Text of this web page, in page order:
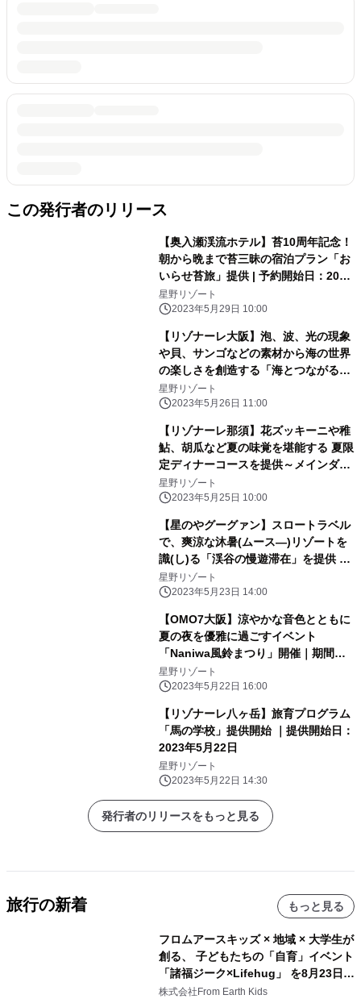
この発行者のリリース
【奥入瀬渓流ホテル】苔10周年記念！
朝から晩まで苔三昧の宿泊プラン「お
いらせ苔旅」提供 | 予約開始日：2023
年6月13日／期間：2023年6月24日〜
2024年6月19日
星野リゾート
2023年5月29日 10:00
【リゾナーレ大阪】泡、波、光の現象
や貝、サンゴなどの素材から海の世界
の楽しさを創造する「海とつながるア
トリエ」誕生｜期間：2023年6月1
日〜9月30日
星野リゾート
2023年5月26日 11:00
【リゾナーレ那須】花ズッキーニや稚
鮎、胡瓜など夏の味覚を堪能する 夏限
定ディナーコースを提供～メインダイ
ニング「OTTO SETTE(オットセッテ)
NASU(ナス)」のフルコース～| 期間：
星野リゾート
2023年5月25日 10:00
【星のやグーグァン】スロートラベル
で、爽涼な沐暑(ムース―)リゾートを
識(し)る「渓谷の慢遊滞在」を提供 ～
森林散策や川辺のピクニックで谷關(グ
ーグァン)と「つながる」2泊3日の滞
日〜8月31日
星野リゾート
2023年5月23日 14:00
【OMO7大阪】涼やかな音色とともに
夏の夜を優雅に過ごすイベント
「Naniwa風鈴まつり」開催｜期間：
2023年6月1日～8月31日
星野リゾート
2023年5月22日 16:00
【リゾナーレ八ヶ岳】旅育プログラム
「馬の学校」提供開始 ｜提供開始日：
2023年5月22日
星野リゾート
2023年5月22日 14:30
発行者のリリースをもっと見る
旅行の新着 もっと見る
フロムアースキッズ × 地域 × 大学生が
創る、 子どもたちの「自育」イベント
「諸福ジーク×Lifehug」 を8月23日
(日)開催
株式会社From Earth Kids